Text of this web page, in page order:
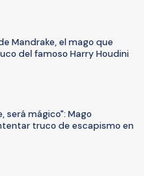
Mandrake, el mago que
del famoso Harry Houdini
será mágico": Mago
truco de escapismo en